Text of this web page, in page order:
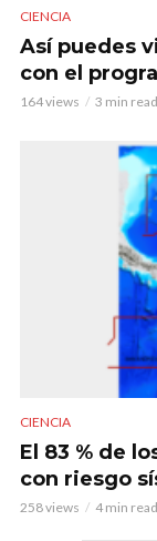
CIENCIA
Así puedes
con el
164 views 3 min read
CIENCIA
El 83 % de
con riesgo
258 views 4 min read